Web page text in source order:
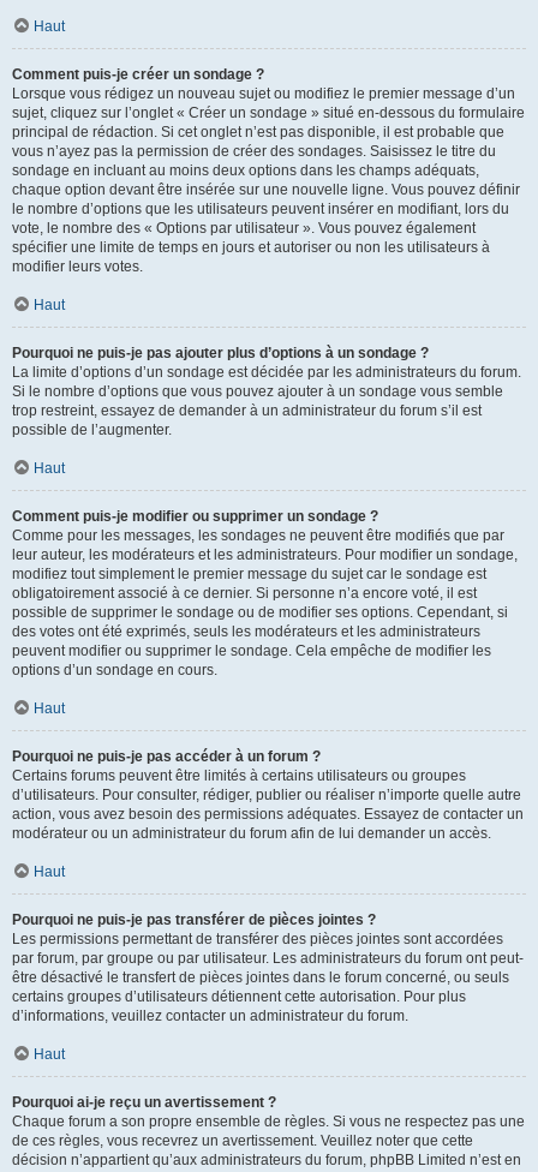
Haut
Comment puis-je créer un sondage ?
Lorsque vous rédigez un nouveau sujet ou modifiez le premier message d’un
sujet, cliquez sur l’onglet « Créer un sondage » situé en-dessous du formulaire
principal de rédaction. Si cet onglet n’est pas disponible, il est probable que
vous n’ayez pas la permission de créer des sondages. Saisissez le titre du
sondage en incluant au moins deux options dans les champs adéquats,
chaque option devant être insérée sur une nouvelle ligne. Vous pouvez définir
le nombre d’options que les utilisateurs peuvent insérer en modifiant, lors du
vote, le nombre des « Options par utilisateur ». Vous pouvez également
spécifier une limite de temps en jours et autoriser ou non les utilisateurs à
modifier leurs votes.
Haut
Pourquoi ne puis-je pas ajouter plus d’options à un sondage ?
La limite d’options d’un sondage est décidée par les administrateurs du forum.
Si le nombre d’options que vous pouvez ajouter à un sondage vous semble
trop restreint, essayez de demander à un administrateur du forum s’il est
possible de l’augmenter.
Haut
Comment puis-je modifier ou supprimer un sondage ?
Comme pour les messages, les sondages ne peuvent être modifiés que par
leur auteur, les modérateurs et les administrateurs. Pour modifier un sondage,
modifiez tout simplement le premier message du sujet car le sondage est
obligatoirement associé à ce dernier. Si personne n’a encore voté, il est
possible de supprimer le sondage ou de modifier ses options. Cependant, si
des votes ont été exprimés, seuls les modérateurs et les administrateurs
peuvent modifier ou supprimer le sondage. Cela empêche de modifier les
options d’un sondage en cours.
Haut
Pourquoi ne puis-je pas accéder à un forum ?
Certains forums peuvent être limités à certains utilisateurs ou groupes
d’utilisateurs. Pour consulter, rédiger, publier ou réaliser n’importe quelle autre
action, vous avez besoin des permissions adéquates. Essayez de contacter un
modérateur ou un administrateur du forum afin de lui demander un accès.
Haut
Pourquoi ne puis-je pas transférer de pièces jointes ?
Les permissions permettant de transférer des pièces jointes sont accordées
par forum, par groupe ou par utilisateur. Les administrateurs du forum ont peut-
être désactivé le transfert de pièces jointes dans le forum concerné, ou seuls
certains groupes d’utilisateurs détiennent cette autorisation. Pour plus
d’informations, veuillez contacter un administrateur du forum.
Haut
Pourquoi ai-je reçu un avertissement ?
Chaque forum a son propre ensemble de règles. Si vous ne respectez pas une
de ces règles, vous recevrez un avertissement. Veuillez noter que cette
décision n’appartient qu’aux administrateurs du forum, phpBB Limited n’est en